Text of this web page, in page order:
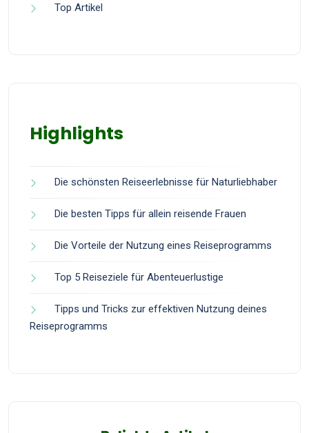
Top Artikel
Highlights
Die schönsten Reiseerlebnisse für Naturliebhaber
Die besten Tipps für allein reisende Frauen
Die Vorteile der Nutzung eines Reiseprogramms
Top 5 Reiseziele für Abenteuerlustige
Tipps und Tricks zur effektiven Nutzung deines
Reiseprogramms